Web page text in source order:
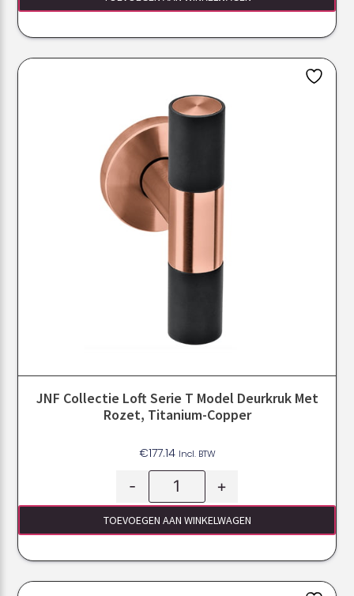
JNF Collectie Loft Serie T Model Deurkruk Met
Rozet, Titanium-Copper
€177.14 Incl. BTW
- +
TOEVOEGEN AAN WINKELWAGEN